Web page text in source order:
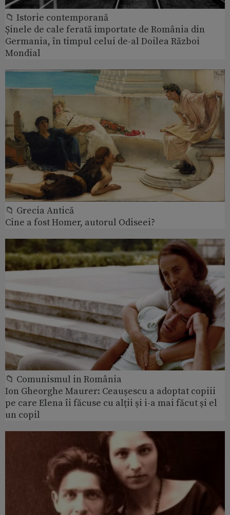
📁 Istorie contemporană
Șinele de cale ferată importate de România din
Germania, în timpul celui de-al Doilea Război
Mondial
📁 Grecia Antică
Cine a fost Homer, autorul Odiseei?
📁 Comunismul in România
Ion Gheorghe Maurer: Ceaușescu a adoptat copiii
pe care Elena îi făcuse cu alții și i-a mai făcut și el
un copil